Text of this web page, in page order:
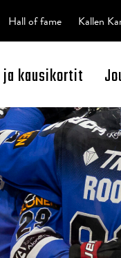
kausikortit
Hall of fame Kallen